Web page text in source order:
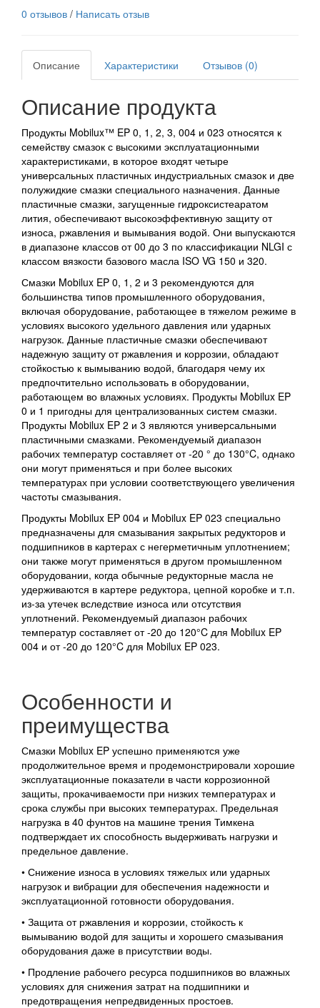
0 отзывов / Написать отзыв
Описание Характеристики Отзывов (0)
Описание продукта
Продукты Mobilux™ EP 0, 1, 2, 3, 004 и 023 относятся к
семейству смазок с высокими эксплуатационными
характеристиками, в которое входят четыре
универсальных пластичных индустриальных смазок и две
полужидкие смазки специального назначения. Данные
пластичные смазки, загущенные гидроксистеаратом
лития, обеспечивают высокоэффективную защиту от
износа, ржавления и вымывания водой. Они выпускаются
в диапазоне классов от 00 до 3 по классификации NLGI с
классом вязкости базового масла ISO VG 150 и 320.
Смазки Mobilux EP 0, 1, 2 и 3 рекомендуются для
большинства типов промышленного оборудования,
включая оборудование, работающее в тяжелом режиме в
условиях высокого удельного давления или ударных
нагрузок. Данные пластичные смазки обеспечивают
надежную защиту от ржавления и коррозии, обладают
стойкостью к вымыванию водой, благодаря чему их
предпочтительно использовать в оборудовании,
работающем во влажных условиях. Продукты Mobilux EP
0 и 1 пригодны для централизованных систем смазки.
Продукты Mobilux EP 2 и 3 являются универсальными
пластичными смазками. Рекомендуемый диапазон
рабочих температур составляет от -20 ° до 130°C, однако
они могут применяться и при более высоких
температурах при условии соответствующего увеличения
частоты смазывания.
Продукты Mobilux EP 004 и Mobilux EP 023 специально
предназначены для смазывания закрытых редукторов и
подшипников в картерах с негерметичным уплотнением;
они также могут применяться в другом промышленном
оборудовании, когда обычные редукторные масла не
удерживаются в картере редуктора, цепной коробке и т.п.
из-за утечек вследствие износа или отсутствия
уплотнений. Рекомендуемый диапазон рабочих
температур составляет от -20 до 120°C для Mobilux EP
004 и от -20 до 120°C для Mobilux EP 023.
Особенности и
преимущества
Смазки Mobilux EP успешно применяются уже
продолжительное время и продемонстрировали хорошие
эксплуатационные показатели в части коррозионной
защиты, прокачиваемости при низких температурах и
срока службы при высоких температурах. Предельная
нагрузка в 40 фунтов на машине трения Тимкена
подтверждает их способность выдерживать нагрузки и
предельное давление.
• Снижение износа в условиях тяжелых или ударных
нагрузок и вибрации для обеспечения надежности и
эксплуатационной готовности оборудования.
• Защита от ржавления и коррозии, стойкость к
вымыванию водой для защиты и хорошего смазывания
оборудования даже в присутствии воды.
• Продление рабочего ресурса подшипников во влажных
условиях для снижения затрат на подшипники и
предотвращения непредвиденных простоев.